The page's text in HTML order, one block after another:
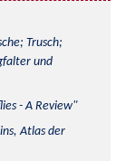
Trusch;
und
- A Review
Atlas der